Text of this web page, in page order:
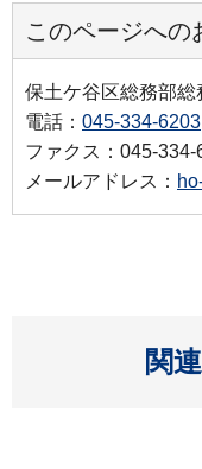
このページへの
保土ケ谷区総務部総
電話： 045-334-6203
ファクス：045-334-
メールアドレス：
関